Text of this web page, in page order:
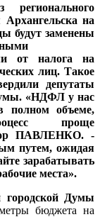
регионального
на
будут заменены
от налога на
лиц. Такое
депутаты
«НДФЛ у нас
полном объеме,
проще
ПАВЛЕНКО. -
путем, ожидая
зарабатывать
места».
городской Думы
бюджета на